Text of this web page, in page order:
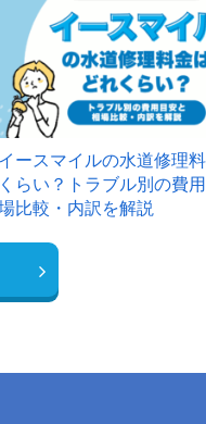
イースマイルの水道修理
くらい？トラブル別の費
比較・内訳を解説